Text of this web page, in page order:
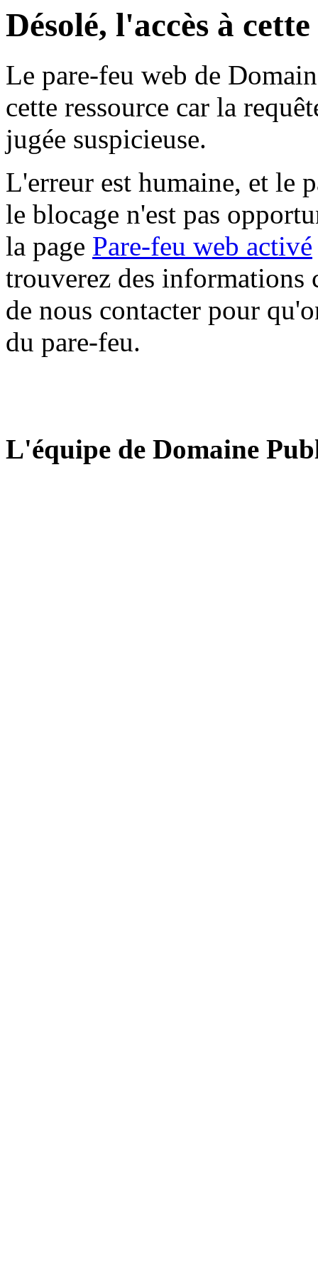
Désolé, l'accès à
Le pare-feu web de
cette ressource car la
jugée suspicieuse.
L'erreur est humaine, et le
le blocage n'est pas
la page Pare-feu web activé
trouverez des informations
de nous contacter pour
du pare-feu.
L'équipe de Domaine